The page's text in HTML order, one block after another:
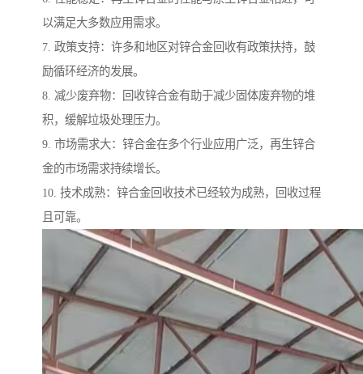
以满足大多数应用需求。
7. 政策支持：许多和地区对锌合金回收有政策扶持，鼓
励循环经济的发展。
8. 减少废弃物：回收锌合金有助于减少固体废弃物的堆
积，缓解垃圾处理压力。
9. 市场需求大：锌合金在多个行业应用广泛，再生锌合
金的市场需求持续增长。
10. 技术成熟：锌合金回收技术已经较为成熟，回收过程
且可靠。